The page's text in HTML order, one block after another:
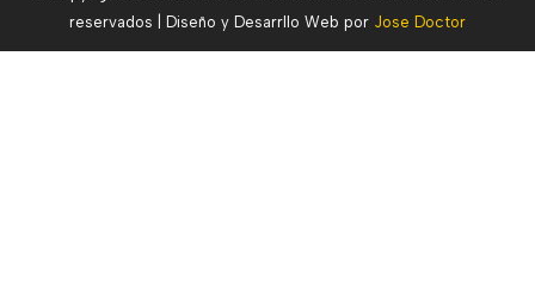
reservados | Diseño y Desarrllo Web por Jose Doctor